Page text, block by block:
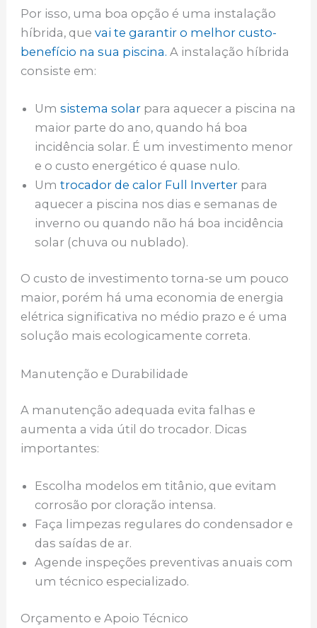
Por isso, uma boa opção é uma instalação
híbrida, que vai te garantir o melhor custo-
benefício na sua piscina. A instalação híbrida
consiste em:
Um sistema solarpara aquecer a piscina na
maior parte do ano, quando há boa
incidência solar. É um investimento menor
e o custo energético é quase nulo.
Um trocador de calor Full Inverterpara
aquecer a piscina nos dias e semanas de
inverno ou quando não há boa incidência
solar (chuva ou nublado).
O custo de investimento torna-se um pouco
maior, porém há uma economia de energia
elétrica significativa no médio prazo e é uma
solução mais ecologicamente correta.
Manutenção e Durabilidade
A manutenção adequada evita falhas e
aumenta a vida útil do trocador. Dicas
importantes:
Escolha modelos em titânio, que evitam
corrosão por cloração intensa.
Faça limpezas regulares do condensador e
das saídas de ar.
Agende inspeções preventivas anuais com
um técnico especializado.
Orçamento e Apoio Técnico